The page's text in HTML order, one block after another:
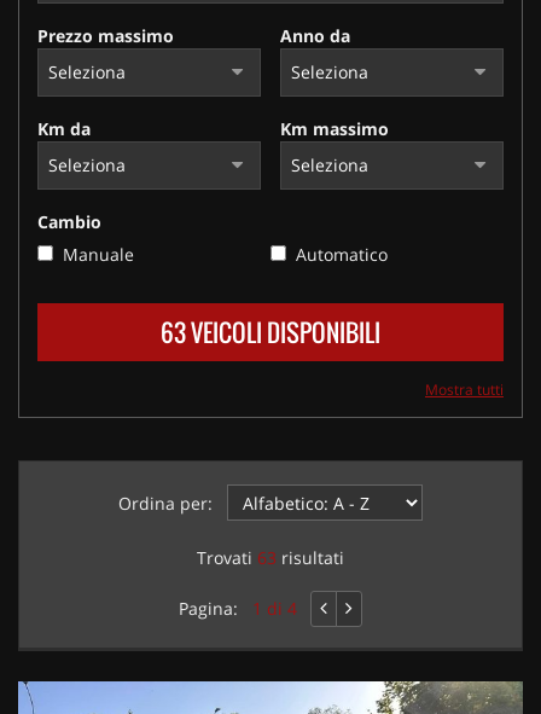
Prezzo massimo Anno da
Km da Km massimo
Cambio
Manuale
Automatico
63 VEICOLI DISPONIBILI
Mostra tutti
Ordina per:
Trovati 63 risultati
Pagina: 1 di 4